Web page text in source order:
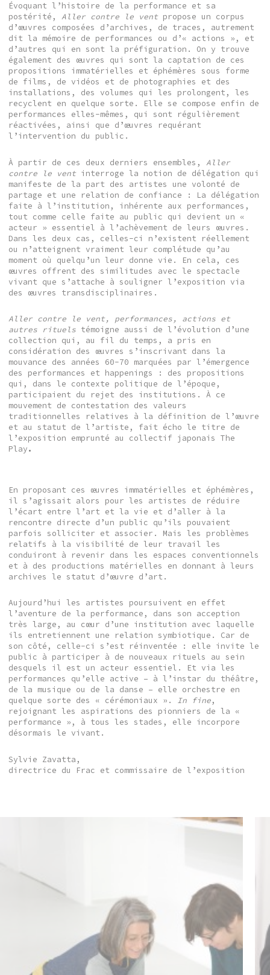
Évoquant l’histoire de la performance et sa
postérité,Aller contre le vent propose un corpus
d’œuvres composées d’archives, de traces, autrement
dit la mémoire de performances ou d’« actions », et
d’autres qui en sont la préfiguration. On y trouve
également des œuvres qui sont la captation de ces
propositions immatérielles et éphémères sous forme
de films, de vidéos et de photographies et des
installations, des volumes qui les prolongent, les
recyclent en quelque sorte. Elle se compose enfin de
performances elles-mêmes, qui sont régulièrement
réactivées, ainsi que d’œuvres requérant
l’intervention du public.
À partir de ces deux derniers ensembles,Aller
contre le vent interroge la notion de délégation qui
manifeste de la part des artistes une volonté de
partage et une relation de confiance : La délégation
faite à l’institution, inhérente aux performances,
tout comme celle faite au public qui devient un «
acteur » essentiel à l’achèvement de leurs œuvres.
Dans les deux cas, celles-ci n’existent réellement
ou n’atteignent vraiment leur complétude qu’au
moment où quelqu’un leur donne vie. En cela, ces
œuvres offrent des similitudes avec le spectacle
vivant que s’attache à souligner l’exposition via
des œuvres transdisciplinaires.
Aller contre le vent, performances, actions et
autres rituels témoigne aussi de l’évolution d’une
collection qui, au fil du temps, a pris en
considération des œuvres s’inscrivant dans la
mouvance des années 60-70 marquées par l’émergence
des performances et happenings : des propositions
qui, dans le contexte politique de l’époque,
participaient du rejet des institutions. À ce
mouvement de contestation des valeurs
traditionnelles relatives à la définition de l’œuvre
et au statut de l’artiste, fait écho le titre de
l’exposition emprunté au collectif japonais The
Play.
En proposant ces œuvres immatérielles et éphémères,
il s’agissait alors pour les artistes de réduire
l’écart entre l’art et la vie et d’aller à la
rencontre directe d’un public qu’ils pouvaient
parfois solliciter et associer. Mais les problèmes
relatifs à la visibilité de leur travail les
conduiront à revenir dans les espaces conventionnels
et à des productions matérielles en donnant à leurs
archives le statut d’œuvre d’art.
Aujourd’hui les artistes poursuivent en effet
l’aventure de la performance, dans son acception
très large, au cœur d’une institution avec laquelle
ils entretiennent une relation symbiotique. Car de
son côté, celle-ci s’est réinventée : elle invite le
public à participer à de nouveaux rituels au sein
desquels il est un acteur essentiel. Et via les
performances qu’elle active – à l’instar du théâtre,
de la musique ou de la danse – elle orchestre en
quelque sorte des « cérémoniaux ». In fine,
rejoignant les aspirations des pionniers de la «
performance », à tous les stades, elle incorpore
désormais le vivant.
Sylvie Zavatta,
directrice du Frac et commissaire de l’exposition